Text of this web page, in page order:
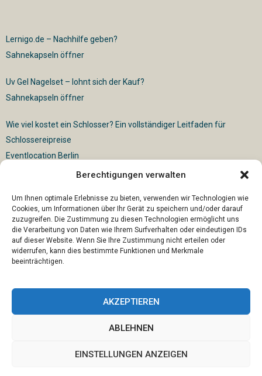
Berechtigungen verwalten
Um Ihnen optimale Erlebnisse zu bieten, verwenden wir Technologien wie
Cookies, um Informationen über Ihr Gerät zu speichern und/oder darauf
zuzugreifen. Die Zustimmung zu diesen Technologien ermöglicht uns
die Verarbeitung von Daten wie Ihrem Surfverhalten oder eindeutigen IDs
auf dieser Website. Wenn Sie Ihre Zustimmung nicht erteilen oder
widerrufen, kann dies bestimmte Funktionen und Merkmale
beeinträchtigen.
AKZEPTIEREN
ABLEHNEN
EINSTELLUNGEN ANZEIGEN
Lernigo.de – Nachhilfe geben?
Sahnekapseln öffner
Uv Gel Nagelset – lohnt sich der Kauf?
Sahnekapseln öffner
Wie viel kostet ein Schlosser? Ein vollständiger Leitfaden für
Schlossereipreise
Eventlocation Berlin
Für die vollautomatische Sackentleerung gibt es vielfältige
Lösungen